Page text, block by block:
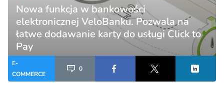
Nowa funkcja w bankowości
elektronicznej VeloBanku. Pozwala na
łatwe dodawanie karty do usługi Click to
Pay
E-
COMMERCE
0